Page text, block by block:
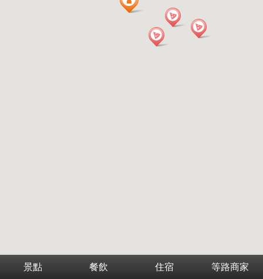
景點 餐飲 住宿 等路商家